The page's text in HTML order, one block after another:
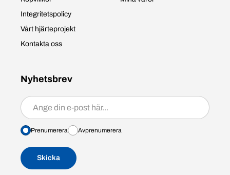
Integritetspolicy
Vårt hjärteprojekt
Kontakta oss
Nyhetsbrev
Prenumerera/avprenumerera
Prenumerera Avprenumerera
Skicka